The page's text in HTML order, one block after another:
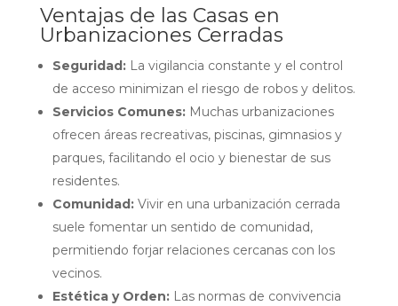
Ventajas de las Casas en
Urbanizaciones Cerradas
Seguridad:La vigilancia constante y el control
de acceso minimizan el riesgo de robos y delitos.
Servicios Comunes:Muchas urbanizaciones
ofrecen áreas recreativas, piscinas, gimnasios y
parques, facilitando el ocio y bienestar de sus
residentes.
Comunidad:Vivir en una urbanización cerrada
suele fomentar un sentido de comunidad,
permitiendo forjar relaciones cercanas con los
vecinos.
Estética y Orden:Las normas de convivencia